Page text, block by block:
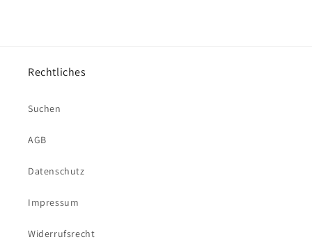
Rechtliches
Suchen
AGB
Datenschutz
Impressum
Widerrufsrecht